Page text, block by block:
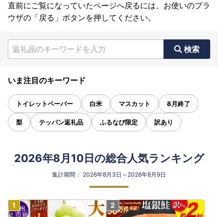
直前にご覧になっていたページへ戻るには、お使いのブラ
ウザの「戻る」ボタンを押してください。
検索
いま注目のキーワード
トイレットペーパー 白米 マスカット 8月終了
梨 テッパン返礼品 ふるなび限定 訳あり
2026年8月10日の総合人気ランキング
集計期間： 2026年8月3日～2026年8月9日